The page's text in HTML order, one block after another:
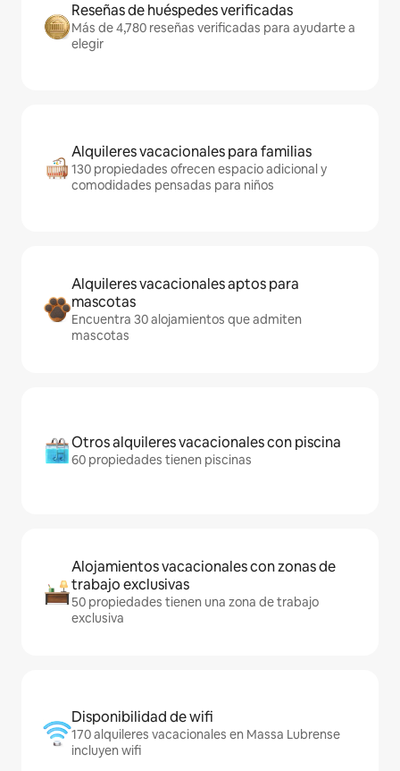
Reseñas de huéspedes verificadas
Más de 4,780 reseñas verificadas para ayudarte a
elegir
Alquileres vacacionales para familias
130 propiedades ofrecen espacio adicional y
comodidades pensadas para niños
Alquileres vacacionales aptos para
mascotas
Encuentra 30 alojamientos que admiten
mascotas
Otros alquileres vacacionales con piscina
60 propiedades tienen piscinas
Alojamientos vacacionales con zonas de
trabajo exclusivas
50 propiedades tienen una zona de trabajo
exclusiva
Disponibilidad de wifi
170 alquileres vacacionales en Massa Lubrense
incluyen wifi